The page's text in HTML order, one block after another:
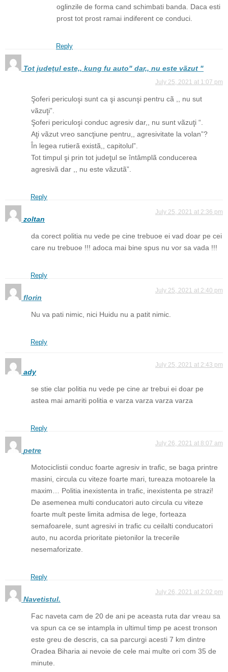
oglinzile de forma cand schimbati banda. Daca esti
prost tot prost ramai indiferent ce conduci.
Reply
Tot judeţul este,, kung fu auto" dar,, nu este vãzut "
July 25, 2021 at 1:07 pm
Şoferi periculoşi sunt ca şi ascunşi pentru cã ,, nu sut
vãzuţi”.
Şoferi periculoşi conduc agresiv dar,, nu sunt vãzuţi “.
Aţi vãzut vreo sancţiune pentru,, agresivitate la volan”?
În legea rutierã existã,, capitolul”.
Tot timpul şi prin tot judeţul se întâmplã conducerea
agresivã dar ,, nu este vãzutã”.
Reply
zoltan
July 25, 2021 at 2:36 pm
da corect politia nu vede pe cine trebuoe ei vad doar pe cei
care nu trebuoe !!! adoca mai bine spus nu vor sa vada !!!
Reply
florin
July 25, 2021 at 2:40 pm
Nu va pati nimic, nici Huidu nu a patit nimic.
Reply
ady
July 25, 2021 at 2:43 pm
se stie clar politia nu vede pe cine ar trebui ei doar pe
astea mai amariti politia e varza varza varza varza
Reply
petre
July 26, 2021 at 8:07 am
Motociclistii conduc foarte agresiv in trafic, se baga printre
masini, circula cu viteze foarte mari, tureaza motoarele la
maxim… Politia inexistenta in trafic, inexistenta pe strazi!
De asemenea multi conducatori auto circula cu viteze
foarte mult peste limita admisa de lege, forteaza
semafoarele, sunt agresivi in trafic cu ceilalti conducatori
auto, nu acorda prioritate pietonilor la trecerile
nesemaforizate.
Reply
Navetistul.
July 26, 2021 at 2:02 pm
Fac naveta cam de 20 de ani pe aceasta ruta dar vreau sa
va spun ca ce se intampla in ultimul timp pe acest tronson
este greu de descris, ca sa parcurgi acesti 7 km dintre
Oradea Biharia ai nevoie de cele mai multe ori com 35 de
minute.